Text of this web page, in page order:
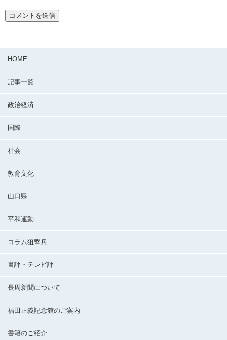
HOME
記事一覧
政治経済
国際
社会
教育文化
山口県
平和運動
コラム狙撃兵
書評・テレビ評
長周新聞について
福田正義記念館のご案内
書籍のご紹介